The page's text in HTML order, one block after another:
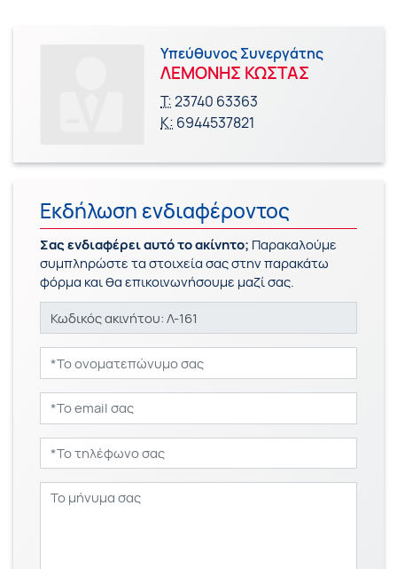
Υπεύθυνος Συνεργάτης
ΛΕΜΟΝΗΣ ΚΩΣΤΑΣ
Τ:23740 63363
Κ: 6944537821
Εκδήλωση ενδιαφέροντος
Σας ενδιαφέρει αυτό το ακίνητο; Παρακαλούμε
συμπληρώστε τα στοιχεία σας στην παρακάτω
φόρμα και θα επικοινωνήσουμε μαζί σας.